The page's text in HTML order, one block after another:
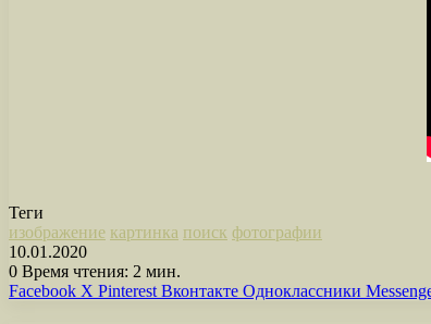
Теги
изображение картинка поиск фотографии
10.01.2020
0 Время чтения: 2 мин.
Facebook X Pinterest Вконтакте Одноклассники